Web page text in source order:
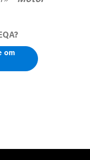
om